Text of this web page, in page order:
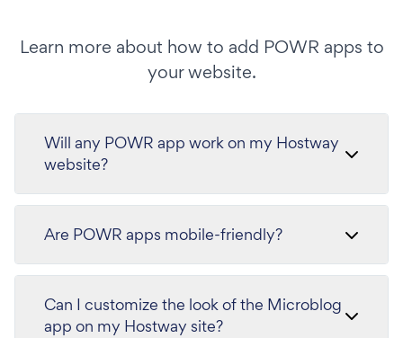
Learn more about how to add POWR apps to
your website.
Will any POWR app work on my Hostway
website?
Are POWR apps mobile-friendly?
Can I customize the look of the Microblog
app on my Hostway site?